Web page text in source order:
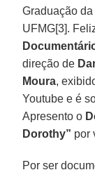
Graduação
UFMG[3].
direção de
Moura,
Youtube e é
Apresento o
Dorothy” por
Por ser